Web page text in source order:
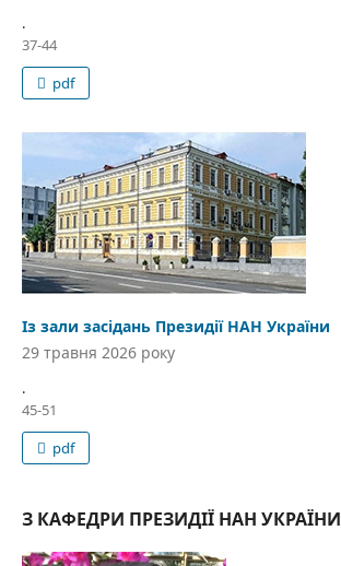
.
37-44
pdf
Із зали засідань Президії НАН України
29 травня 2026 року
.
45-51
pdf
З КАФЕДРИ ПРЕЗИДІЇ НАН УКРАЇНИ